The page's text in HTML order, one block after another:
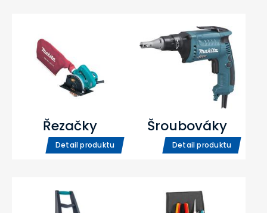
Řezačky
Detail produktu
Šroubováky
Detail produktu